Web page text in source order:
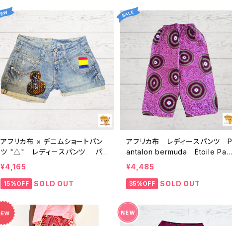
アフリカ布 × デニムショートパン
ツ "△" レディースパンツ パ
ーニュ カンガ キテンゲ ギニア フ
ェアトレード INUWALIAFRICA
¥4,165
15%OFF SOLD OUT
アフリカ布 レディースパンツ P
antalon bermuda Étoile Pa-1
6 パーニュ カンガ キテンゲ ギ
ニア フェアトレード INUWALIAFR
ICA
¥4,485
35%OFF SOLD OUT